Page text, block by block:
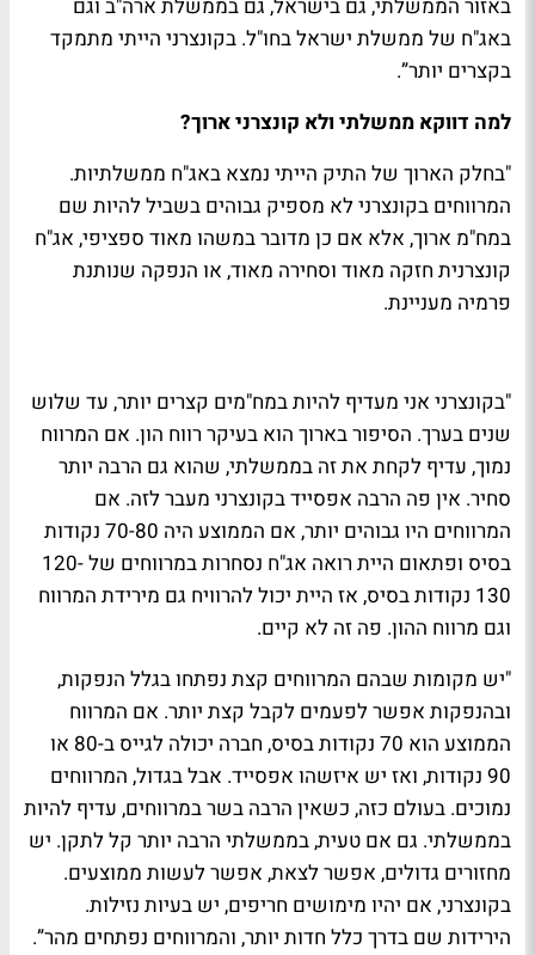
באזור הממשלתי, גם בישראל, גם בממשלת ארה"ב וגם
באג"ח של ממשלת ישראל בחו"ל. בקונצרני הייתי מתמקד
בקצרים יותר”.
למה דווקא ממשלתי ולא קונצרני ארוך?
"בחלק הארוך של התיק הייתי נמצא באג"ח ממשלתיות.
המרווחים בקונצרני לא מספיק גבוהים בשביל להיות שם
במח"מ ארוך, אלא אם כן מדובר במשהו מאוד ספציפי, אג"ח
קונצרנית חזקה מאוד וסחירה מאוד, או הנפקה שנותנת
פרמיה מעניינת.
"בקונצרני אני מעדיף להיות במח"מים קצרים יותר, עד שלוש
שנים בערך. הסיפור בארוך הוא בעיקר רווח הון. אם המרווח
נמוך, עדיף לקחת את זה בממשלתי, שהוא גם הרבה יותר
סחיר. אין פה הרבה אפסייד בקונצרני מעבר לזה. אם
המרווחים היו גבוהים יותר, אם הממוצע היה 70-80 נקודות
בסיס ופתאום היית רואה אג"ח נסחרות במרווחים של 120-
130 נקודות בסיס, אז היית יכול להרוויח גם מירידת המרווח
וגם מרווח ההון. פה זה לא קיים.
"יש מקומות שבהם המרווחים קצת נפתחו בגלל הנפקות,
ובהנפקות אפשר לפעמים לקבל קצת יותר. אם המרווח
הממוצע הוא 70 נקודות בסיס, חברה יכולה לגייס ב-80 או
90 נקודות, ואז יש איזשהו אפסייד. אבל בגדול, המרווחים
נמוכים. בעולם כזה, כשאין הרבה בשר במרווחים, עדיף להיות
בממשלתי. גם אם טעית, בממשלתי הרבה יותר קל לתקן. יש
מחזורים גדולים, אפשר לצאת, אפשר לעשות ממוצעים.
בקונצרני, אם יהיו מימושים חריפים, יש בעיות נזילות.
הירידות שם בדרך כלל חדות יותר, והמרווחים נפתחים מהר”.